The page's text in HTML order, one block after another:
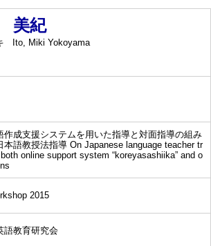
美紀
Ito, Miki Yokoyama
作成支援システムを用いた指導と対面指導の組み
本語教授法指導 On Japanese language teacher tr
online support system “koreyasashiika” and o
2015
語教育研究会